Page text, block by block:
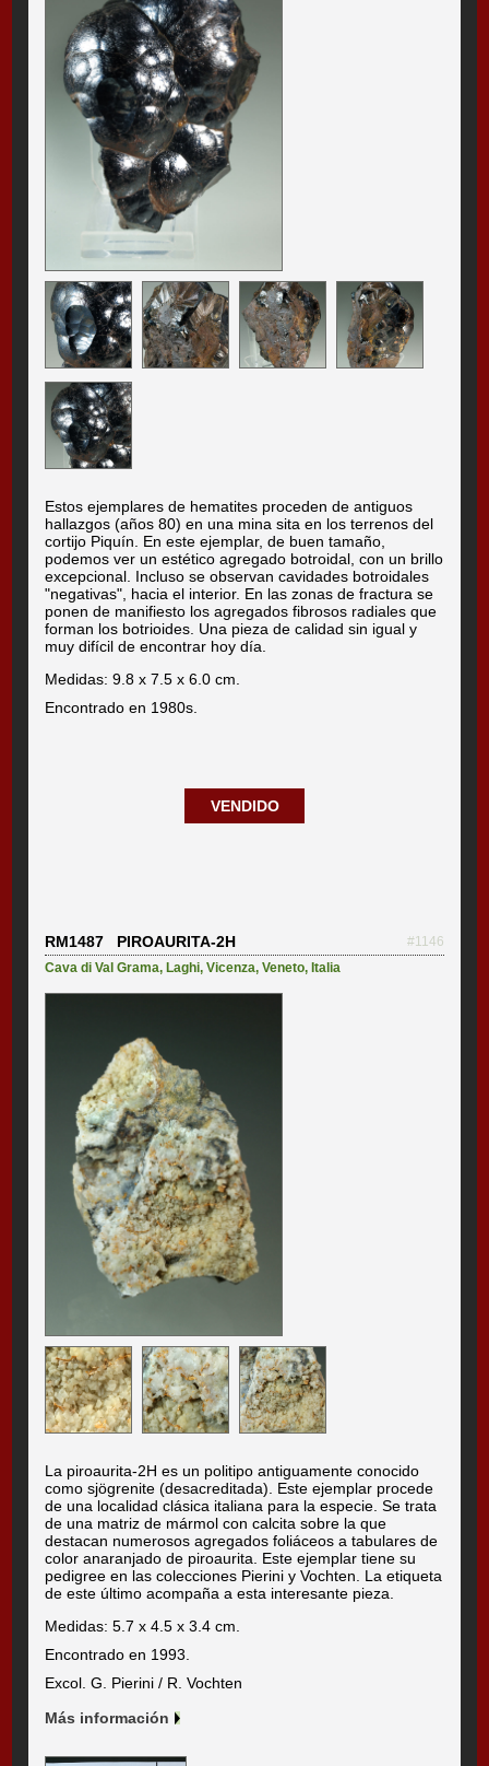
Estos ejemplares de hematites proceden de antiguos
hallazgos (años 80) en una mina sita en los terrenos del
cortijo Piquín. En este ejemplar, de buen tamaño,
podemos ver un estético agregado botroidal, con un brillo
excepcional. Incluso se observan cavidades botroidales
"negativas", hacia el interior. En las zonas de fractura se
ponen de manifiesto los agregados fibrosos radiales que
forman los botrioides. Una pieza de calidad sin igual y
muy difícil de encontrar hoy día.
Medidas: 9.8 x 7.5 x 6.0 cm.
Encontrado en 1980s.
VENDIDO
RM1487 PIROAURITA-2H
#1146
Cava di Val Grama,Laghi,Vicenza,Veneto,Italia
La piroaurita-2H es un politipo antiguamente conocido
como sjögrenite (desacreditada). Este ejemplar procede
de una localidad clásica italiana para la especie. Se trata
de una matriz de mármol con calcita sobre la que
destacan numerosos agregados foliáceos a tabulares de
color anaranjado de piroaurita. Este ejemplar tiene su
pedigree en las colecciones Pierini y Vochten. La etiqueta
de este último acompaña a esta interesante pieza.
Medidas: 5.7 x 4.5 x 3.4 cm.
Encontrado en 1993.
Excol. G. Pierini / R. Vochten
Más información